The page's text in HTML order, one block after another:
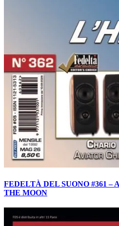
FEDELTÀ DEL SUONO #361 –
THE MOON